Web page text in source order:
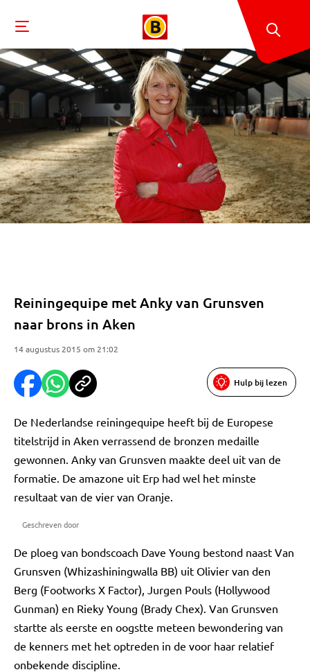
Reiningequipe met Anky van Grunsven
naar brons in Aken
14 augustus 2015 om 21:02
Hulp bij lezen
De Nederlandse reiningequipe heeft bij de Europese
titelstrijd in Aken verrassend de bronzen medaille
gewonnen. Anky van Grunsven maakte deel uit van de
formatie. De amazone uit Erp had wel het minste
resultaat van de vier van Oranje.
Geschreven door
De ploeg van bondscoach Dave Young bestond naast Van
Grunsven (Whizashiningwalla BB) uit Olivier van den
Berg (Footworks X Factor), Jurgen Pouls (Hollywood
Gunman) en Rieky Young (Brady Chex). Van Grunsven
startte als eerste en oogstte meteen bewondering van
de kenners met het optreden in de voor haar relatief
onbekende discipline.